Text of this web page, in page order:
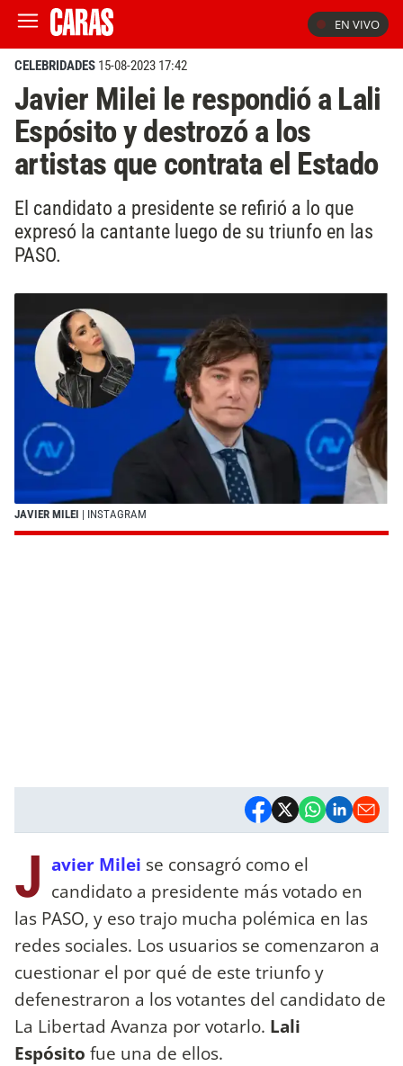
EN VIVO
CELEBRIDADES 15-08-2023 17:42
Javier Milei le respondió a Lali
Espósito y destrozó a los
artistas que contrata el Estado
El candidato a presidente se refirió a lo que
expresó la cantante luego de su triunfo en las
PASO.
JAVIER MILEI | INSTAGRAM
J avier Milei se consagró como el
candidato a presidente más votado en
las PASO, y eso trajo mucha polémica en las
redes sociales. Los usuarios se comenzaron a
cuestionar el por qué de este triunfo y
defenestraron a los votantes del candidato de
La Libertad Avanza por votarlo. Lali
Espósito fue una de ellos.